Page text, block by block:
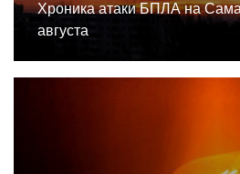
Хроника атаки БПЛА на
августа